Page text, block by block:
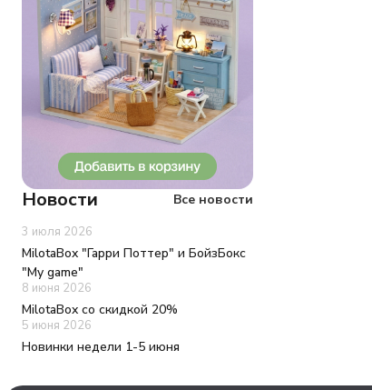
Новости Все новости
3 июля 2026
MilotaBox "Гарри Поттер" и БойзБокс
"My game"
8 июня 2026
MilotaBox со скидкой 20%
5 июня 2026
Новинки недели 1-5 июня